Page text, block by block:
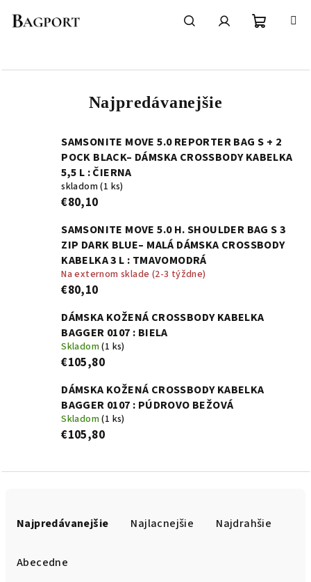
Najpredávanejšie
SAMSONITE MOVE 5.0 REPORTER BAG S + 2
POCK BLACK– DÁMSKA CROSSBODY KABELKA
5,5 L : ČIERNA
skladom(1 ks)
€80,10
SAMSONITE MOVE 5.0 H. SHOULDER BAG S 3
ZIP DARK BLUE– MALÁ DÁMSKA CROSSBODY
KABELKA 3 L : TMAVOMODRÁ
Na externom sklade (2-3 týždne)
€80,10
DÁMSKA KOŽENÁ CROSSBODY KABELKA
BAGGER 0107 : BIELA
Skladom(1 ks)
€105,80
DÁMSKA KOŽENÁ CROSSBODY KABELKA
BAGGER 0107 : PÚDROVO BEŽOVÁ
Skladom(1 ks)
€105,80
Najpredávanejšie Najlacnejšie Najdrahšie
Abecedne